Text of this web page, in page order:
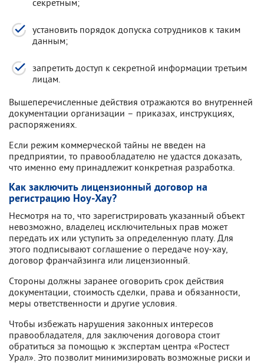
установить порядок допуска сотрудников к таким
данным;
запретить доступ к секретной информации третьим
лицам.
Вышеперечисленные действия отражаются во внутренней
документации организации – приказах, инструкциях,
распоряжениях.
Если режим коммерческой тайны не введен на
предприятии, то правообладателю не удастся доказать,
что именно ему принадлежит конкретная разработка.
Как заключить лицензионный договор на
регистрацию Ноу-Хау?
Несмотря на то, что зарегистрировать указанный объект
невозможно, владелец исключительных прав может
передать их или уступить за определенную плату. Для
этого подписывают соглашение о передаче ноу-хау,
договор франчайзинга или лицензионный.
Стороны должны заранее оговорить срок действия
документации, стоимость сделки, права и обязанности,
меры ответственности и другие условия.
Чтобы избежать нарушения законных интересов
правообладателя, для заключения договора стоит
обратиться за помощью к экспертам центра «Ростест
Урал». Это позволит минимизировать возможные риски и